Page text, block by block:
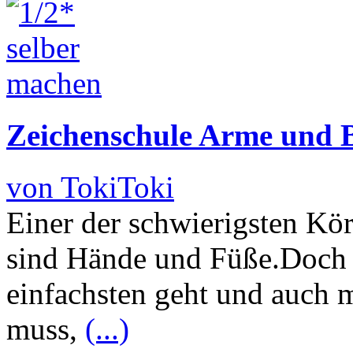
Zeichenschule Arme und
von TokiToki
Einer der schwierigsten
sind Hände und
einfachsten geht und auch
muss, (...)